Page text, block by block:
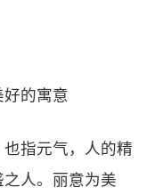
的寓意
指元气，人的精
人。丽意为美